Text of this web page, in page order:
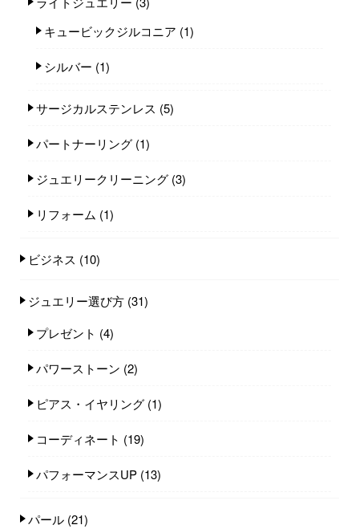
キュービックジルコニア (1)
シルバー (1)
サージカルステンレス (5)
パートナーリング (1)
ジュエリークリーニング (3)
リフォーム (1)
ビジネス (10)
ジュエリー選び方 (31)
プレゼント (4)
パワーストーン (2)
ピアス・イヤリング (1)
コーディネート (19)
パフォーマンスUP (13)
パール (21)